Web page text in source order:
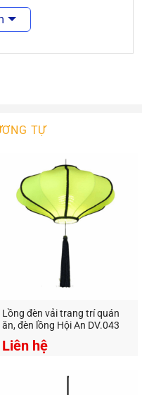
thất là điều bạn lưu
gian sống. Một
nét chấm phá cho
nhà bạn sẽ thêm
sáng hiện đại,
hay lung linh.
nỗi lo mẫu lần có
tìm mẫu ở đâu
Trong danh mục
chúng tôi chưa
nào có thể inbox
và tìm
các mẫu
TỰ
Lồng đèn vải trang trí quán
ăn, đèn lồng Hội An DV.043
Liên hệ